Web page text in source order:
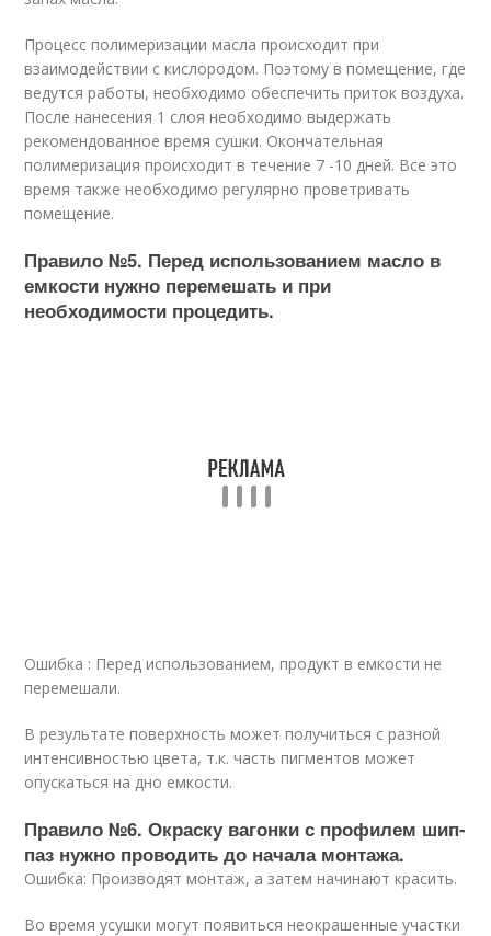
Процесс полимеризации масла происходит при
взаимодействии с кислородом. Поэтому в помещение, где
ведутся работы, необходимо обеспечить приток воздуха.
После нанесения 1 слоя необходимо выдержать
рекомендованное время сушки. Окончательная
полимеризация происходит в течение 7 -10 дней. Все это
время также необходимо регулярно проветривать
помещение.
Правило №5. Перед использованием масло в
емкости нужно перемешать и при
необходимости процедить.
Ошибка : Перед использованием, продукт в емкости не
перемешали.
В результате поверхность может получиться с разной
интенсивностью цвета, т.к. часть пигментов может
опускаться на дно емкости.
Правило №6. Окраску вагонки с профилем шип-
паз нужно проводить до начала монтажа.
Ошибка: Производят монтаж, а затем начинают красить.
Во время усушки могут появиться неокрашенные участки